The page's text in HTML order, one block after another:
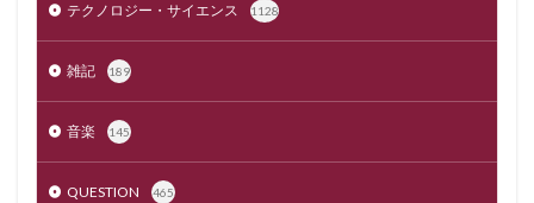
テクノロジー・サイエンス 1128
雑記 189
音楽 145
QUESTION 465